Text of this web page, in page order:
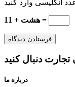
هشت + 11 =
درباره ما